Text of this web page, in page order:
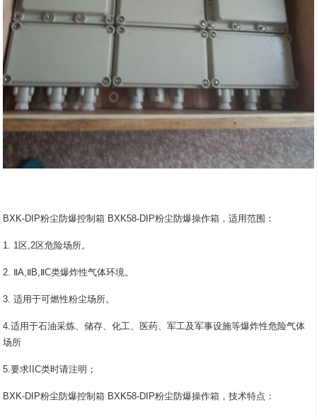
BXK-DIP粉尘防爆控制箱 BXK58-DIP粉尘防爆操作箱，适用范围：
1. 1区,2区危险场所。
2. ⅡA,ⅡB,ⅡC类爆炸性气体环境。
3. 适用于可燃性粉尘场所。
4.适用于石油采炼、储存、化工、医药、军工及军事设施等爆炸性危险气体
场所
5.要求IIC类时请注明；
BXK-DIP粉尘防爆控制箱 BXK58-DIP粉尘防爆操作箱，技术特点：